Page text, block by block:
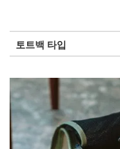
토트백 타입